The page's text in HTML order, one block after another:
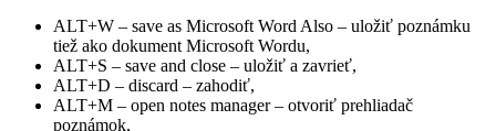
ALT+W – save as Microsoft Word Also – uložiť poznámku
tiež ako dokument Microsoft Wordu,
ALT+S – save and close – uložiť a zavrieť,
ALT+D – discard – zahodiť,
ALT+M – open notes manager – otvoriť prehliadač
poznámok,